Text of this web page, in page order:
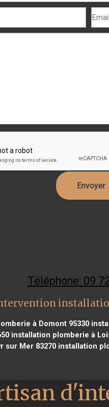
Téléphone: 09
à Domont 95330
installation plomberie à
sur Mer 83270 installation